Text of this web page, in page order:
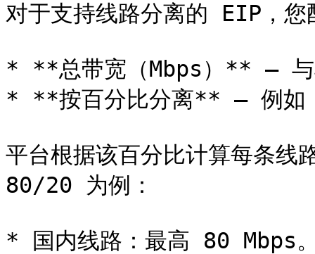
对于支持线路分离的 EIP，您
* **总带宽（Mbps）** — 与
* **按百分比分离** — 例如
平台根据该百分比计算每条
80/20 为例：
* 国内线路：最高 80 Mbps